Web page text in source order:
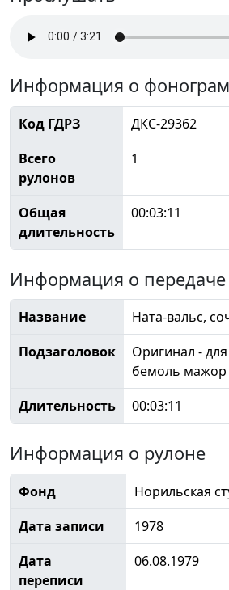
Информация о
Код ГДРЗ
ДКС-29362
Всего
рулонов
1
Общая
длительность
00:03:11
Информация о передаче
Название
Ната-вальс,
Подзаголовок
Оригинал -
бемоль мажор
Длительность
00:03:11
Информация о рулоне
Фонд
Норильская
Дата записи
1978
Дата
переписи
06.08.1979